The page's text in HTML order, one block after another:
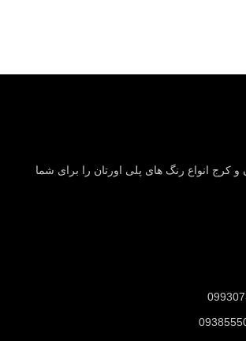
کرج انواع رنگ های پلی اورتان را برای شما